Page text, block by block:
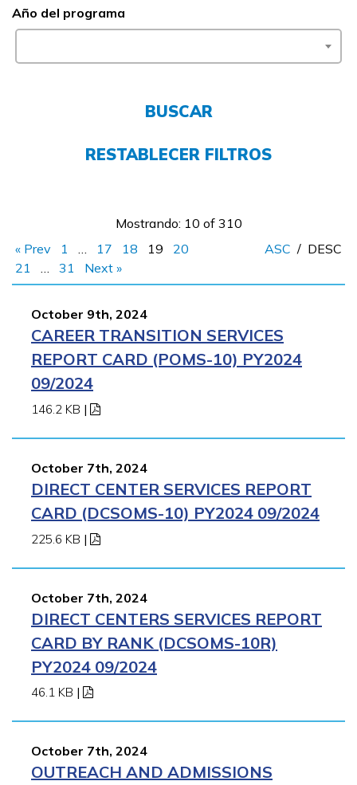
CONECTARSE
COMIENZA YA
Año del programa
BUSCAR
RESTABLECER FILTROS
Mostrando: 10 of 310
« Prev
1 … 17 18 19
20
21
… 31 Next »
ASC / DESC
October 9th, 2024
CAREER TRANSITION SERVICES
REPORT CARD (POMS-10) PY2024
09/2024
146.2 KB |
October 7th, 2024
DIRECT CENTER SERVICES REPORT
CARD (DCSOMS-10) PY2024 09/2024
225.6 KB |
October 7th, 2024
DIRECT CENTERS SERVICES REPORT
CARD BY RANK (DCSOMS-10R)
PY2024 09/2024
46.1 KB |
October 7th, 2024
OUTREACH AND ADMISSIONS